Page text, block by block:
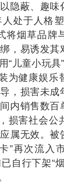
隐蔽、趣味
处于人格
将烟草品牌
，易诱发其
“儿童小玩具
为健康娱乐
，损害未成
内销售数百
损害社会公
属无效。被
”再次流入
自行下架“